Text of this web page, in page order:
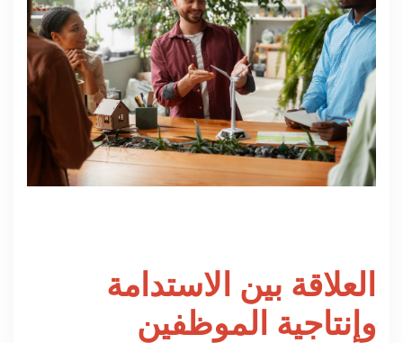
العلاقة بين الاستدامة
وإنتاجية الموظفين